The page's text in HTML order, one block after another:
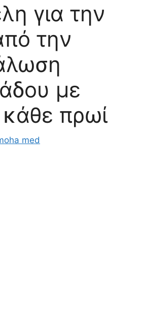
για την
την
με
κάθε πρωί
med